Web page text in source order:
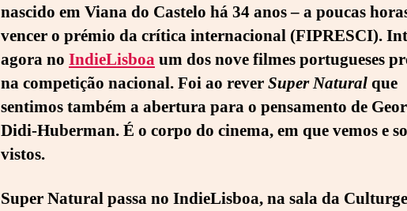
nascido em Viana do Castelo há 34 anos – a poucas
vencer o prémio da crítica internacional (FIPRESCI).
agora no IndieLisboaum dos nove filmes portugueses
na competição nacional. Foi ao reverSuper Naturalque
sentimos também a abertura para o pensamento de
Didi-Huberman. É o corpo do cinema, em que vemos e
vistos.
Super Natural passa no IndieLisboa, na sala da